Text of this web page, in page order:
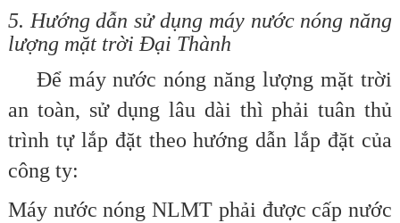
5. Hướng dẫn sử dụng máy nước nóng năng
lượng mặt trời Đại Thành
Để máy nước nóng năng lượng mặt trời
an toàn, sử dụng lâu dài thì phải tuân thủ
trình tự lắp đặt theo hướng dẫn lắp đặt của
công ty:
Máy nước nóng NLMT phải được cấp nước